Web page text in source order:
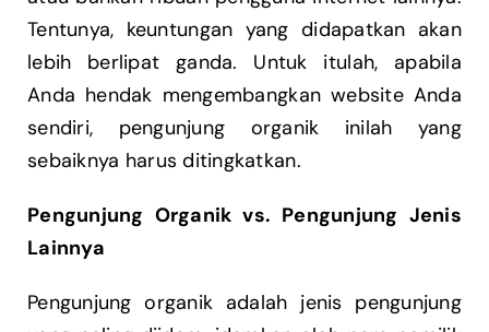
Tentunya, keuntungan yang didapatkan akan
lebih berlipat ganda. Untuk itulah, apabila
Anda hendak mengembangkan website Anda
sendiri, pengunjung organik inilah yang
sebaiknya harus ditingkatkan.
Pengunjung Organik vs. Pengunjung Jenis
Lainnya
Pengunjung organik adalah jenis pengunjung